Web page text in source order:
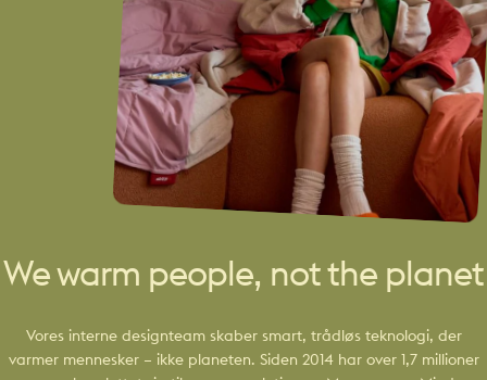
We warm people, not the planet
Vores interne designteam skaber smart, trådløs teknologi, der
varmer mennesker – ikke planeten. Siden 2014 har over 1,7 millioner